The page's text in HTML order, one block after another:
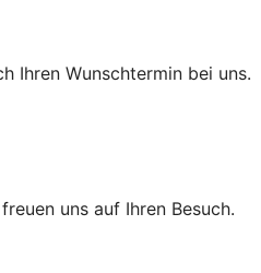
Ihren Wunschtermin bei uns.
uns auf Ihren Besuch.